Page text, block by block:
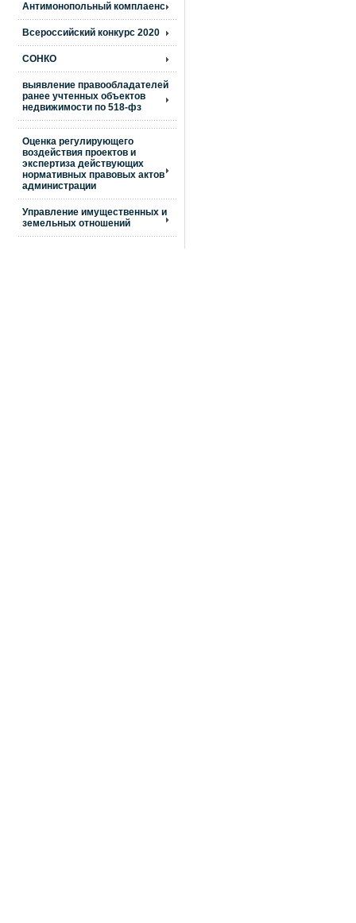
Антимонопольный комплаенс
Всероссийский конкурс 2020
СОНКО
выявление правообладателей
ранее учтенных объектов
недвижимости по 518-фз
Оценка регулирующего
воздействия проектов и
экспертиза действующих
нормативных правовых актов
администрации
Управление имущественных и
земельных отношений